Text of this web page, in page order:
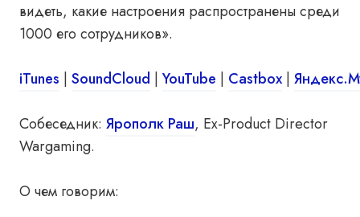
видеть, какие настроения распространены среди
1000 его сотрудников».
iTunes | SoundCloud | YouTube | Castbox|
Собеседник: Ярополк Раш, Ex-Product Director
Wargaming.
О чем говорим: